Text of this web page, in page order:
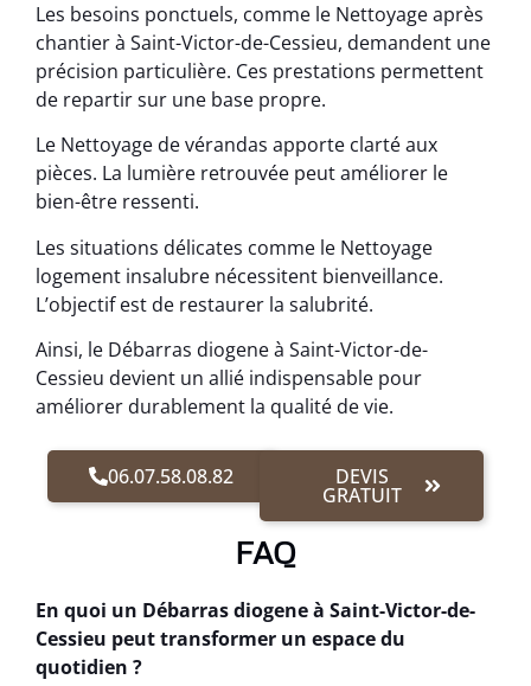
Les besoins ponctuels, comme le Nettoyage après
chantier à Saint-Victor-de-Cessieu, demandent une
précision particulière. Ces prestations permettent
de repartir sur une base propre.
Le Nettoyage de vérandas apporte clarté aux
pièces. La lumière retrouvée peut améliorer le
bien-être ressenti.
Les situations délicates comme le Nettoyage
logement insalubre nécessitent bienveillance.
L’objectif est de restaurer la salubrité.
Ainsi, le Débarras diogene à Saint-Victor-de-
Cessieu devient un allié indispensable pour
améliorer durablement la qualité de vie.
06.07.58.08.82 DEVIS
GRATUIT
FAQ
En quoi un Débarras diogene à Saint-Victor-de-
Cessieu peut transformer un espace du
quotidien ?